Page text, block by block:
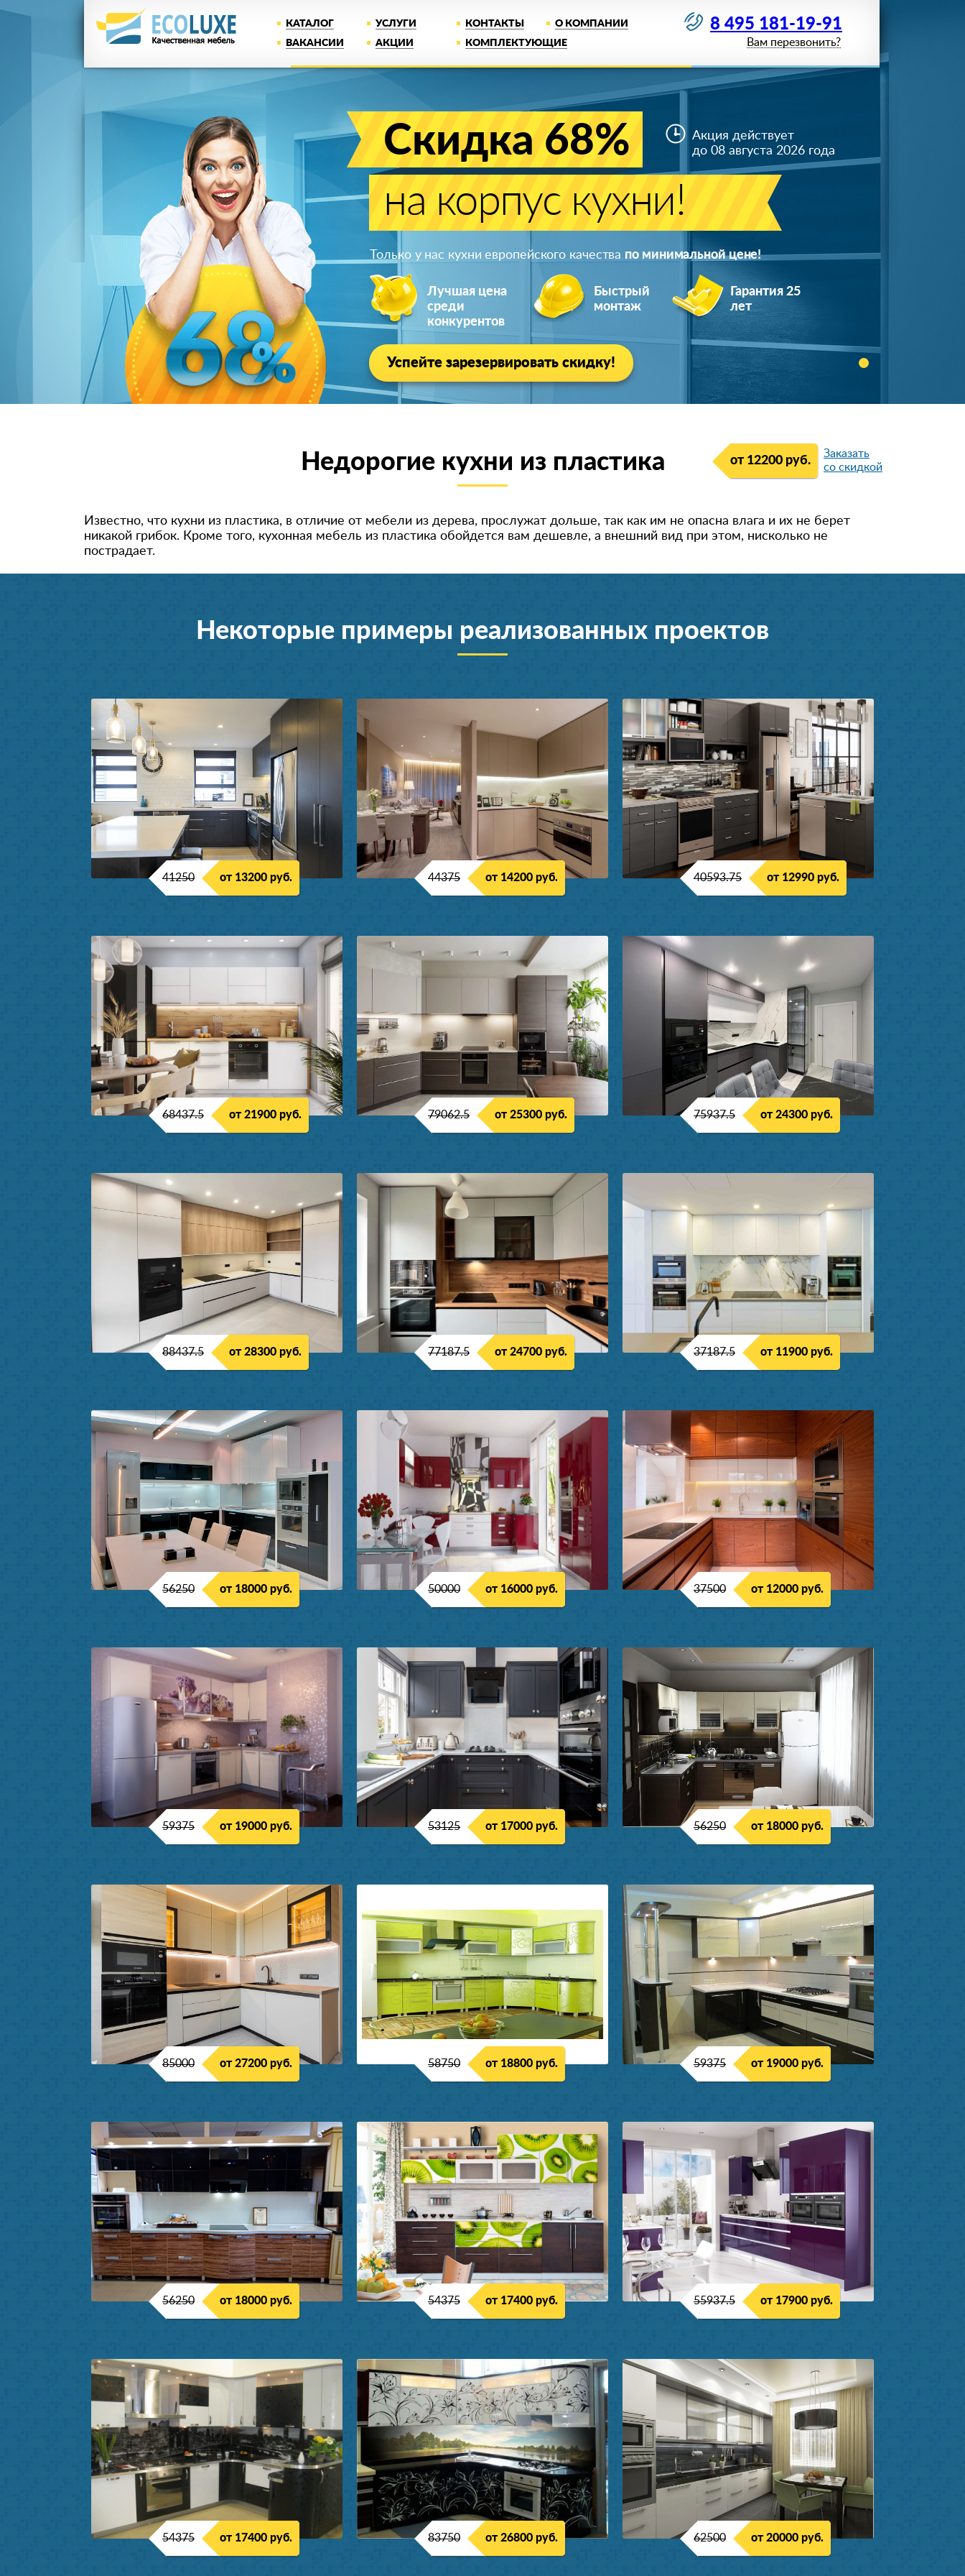
КАТАЛОГ УСЛУГИ КОНТАКТЫ
О КОМПАНИИ
ВАКАНСИИ
АКЦИИ КОМПЛЕКТУЮЩИЕ
8 495 181-19-91
Вам перезвонить?
Скидка 68%
на корпус кухни!
Акция действует
до 08 августа 2026 года
Только у нас кухни европейского качества по минимальной цене!
Лучшая цена
среди
конкурентов
Быстрый
монтаж
Гарантия 25
лет
Успейте зарезервировать скидку!
от 12200 руб.
Заказать
со скидкой
Недорогие кухни из пластика
Известно, что кухни из пластика, в отличие от мебели из дерева, прослужат дольше, так как им не опасна влага и их не берет
никакой грибок. Кроме того, кухонная мебель из пластика обойдется вам дешевле, а внешний вид при этом, нисколько не
пострадает.
Некоторые примеры реализованных проектов
41250 от 13200 руб. 44375 от 14200 руб. 40593.75 от 12990 руб.
68437.5 от 21900 руб. 79062.5 от 25300 руб. 75937.5 от 24300 руб.
88437.5 от 28300 руб. 77187.5 от 24700 руб. 37187.5 от 11900 руб.
56250 от 18000 руб. 50000 от 16000 руб. 37500 от 12000 руб.
59375 от 19000 руб. 53125 от 17000 руб. 56250 от 18000 руб.
85000 от 27200 руб. 58750 от 18800 руб. 59375 от 19000 руб.
56250 от 18000 руб. 54375 от 17400 руб. 55937.5 от 17900 руб.
54375 от 17400 руб. 83750 от 26800 руб. 62500 от 20000 руб.